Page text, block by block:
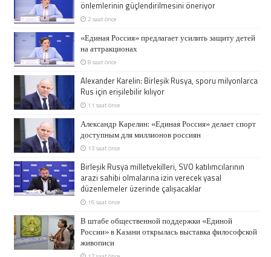
önlemlerinin güçlendirilmesini öneriyor
2 saat önce
«Единая Россия» предлагает усилить защиту детей
на аттракционах
8 saat önce
Alexander Karelin: Birleşik Rusya, sporu milyonlarca
Rus için erişilebilir kılıyor
11 saat önce
Александр Карелин: «Единая Россия» делает спорт
доступным для миллионов россиян
13 saat önce
Birleşik Rusya milletvekilleri, SVO katılımcılarının
arazi sahibi olmalarına izin verecek yasal
düzenlemeler üzerinde çalışacaklar
16 saat önce
В штабе общественной поддержки «Единой
России» в Казани открылась выставка философской
живописи